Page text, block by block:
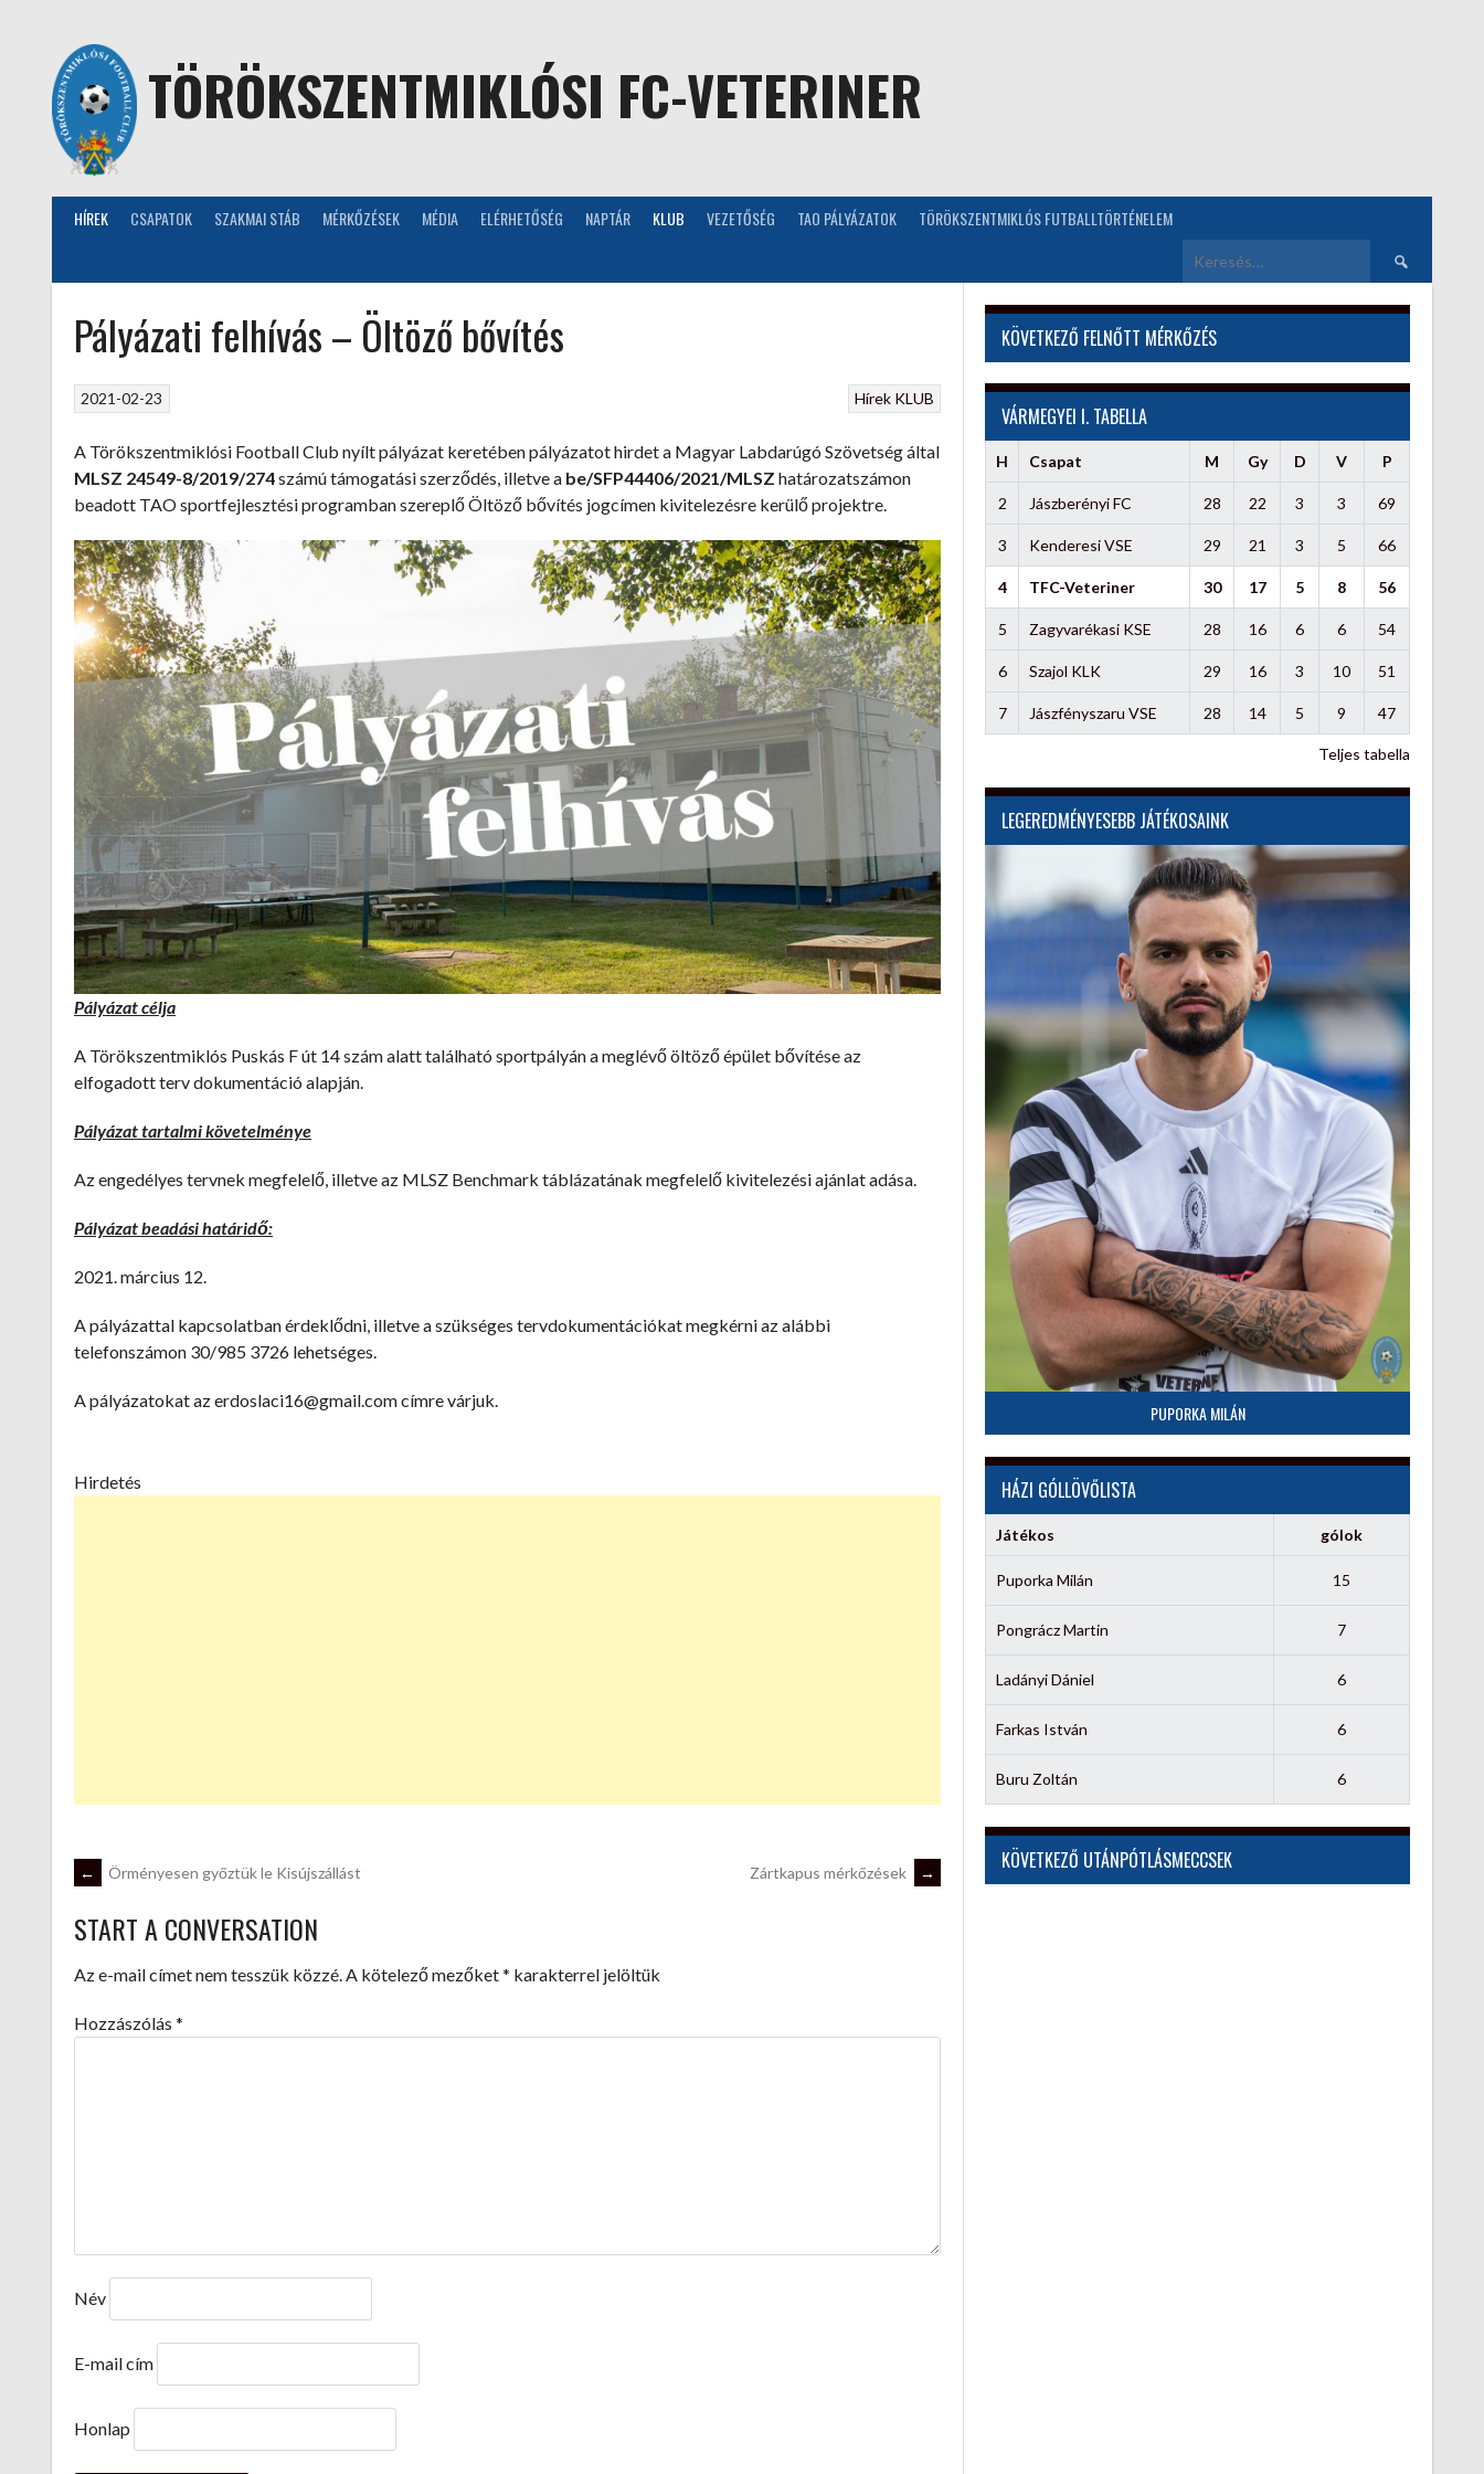
TÖRÖKSZENTMIKLÓSI FC-VETERINER
HÍREK CSAPATOK SZAKMAI STÁB MÉRKŐZÉSEK MÉDIA ELÉRHETŐSÉG NAPTÁR KLUB VEZETŐSÉG TAO PÁLYÁZATOK TÖRÖKSZENTMIKLÓS FUTBALLTÖRTÉNELEM
Keresés:
Pályázati felhívás – Öltöző bővítés
Hírek KLUB
2021-02-23
A Törökszentmiklósi Football Club nyílt pályázat keretében pályázatot hirdet a Magyar Labdarúgó Szövetség által
MLSZ 24549-8/2019/274számú támogatási szerződés, illetve a be/SFP44406/2021/MLSZ határozatszámon
beadott TAO sportfejlesztési programban szereplő Öltöző bővítés jogcímen kivitelezésre kerülő projektre.
Pályázat célja
A Törökszentmiklós Puskás F út 14 szám alatt található sportpályán a meglévő öltöző épület bővítése az
elfogadott terv dokumentáció alapján.
Pályázat tartalmi követelménye
Az engedélyes tervnek megfelelő, illetve az MLSZ Benchmark táblázatának megfelelő kivitelezési ajánlat adása.
Pályázat beadási határidő:
2021. március 12.
A pályázattal kapcsolatban érdeklődni, illetve a szükséges tervdokumentációkat megkérni az alábbi
telefonszámon 30/985 3726 lehetséges.
A pályázatokat az erdoslaci16@gmail.com címre várjuk.
Hirdetés
POST
NAVIGATION
← Örményesen győztük le Kisújszállást Zártkapus mérkőzések →
START A CONVERSATION
Az e-mail címet nem tesszük közzé. A kötelező mezőket* karakterrel jelöltük
Hozzászólás *
Név
E-mail cím
Honlap
KÖVETKEZŐ FELNŐTT MÉRKŐZÉS
VÁRMEGYEI I. TABELLA
H Csapat M Gy D V P
2 Jászberényi FC 28 22 3 3 69
3 Kenderesi VSE 29 21 3 5 66
4 TFC-Veteriner 30 17 5 8 56
5 Zagyvarékasi KSE 28 16 6 6 54
6 Szajol KLK 29 16 3 10 51
7 Jászfényszaru VSE 28 14 5 9 47
Teljes tabella
LEGEREDMÉNYESEBB JÁTÉKOSAINK
PUPORKA MILÁN
HÁZI GÓLLÖVŐLISTA
Játékos gólok
Puporka Milán 15
Pongrácz Martin 7
Ladányi Dániel 6
Farkas István 6
Buru Zoltán 6
KÖVETKEZŐ UTÁNPÓTLÁSMECCSEK